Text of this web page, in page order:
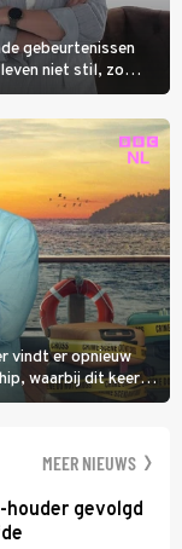
gebeurtenissen
niet stil, zo
vindt er opnieuw
waarbij dit keer
Marlowe de dader
MEER NIEUWS
houder gevolgd